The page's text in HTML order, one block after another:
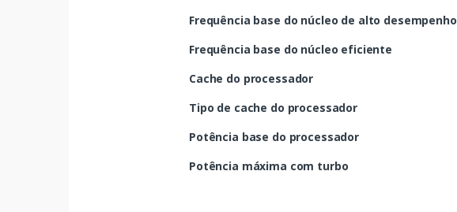
Frequência base do núcleo de alto desempenho
Frequência base do núcleo eficiente
Cache do processador
Tipo de cache do processador
Potência base do processador
Potência máxima com turbo